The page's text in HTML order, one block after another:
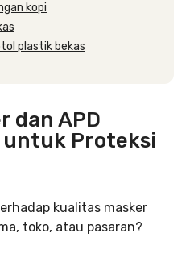
kopi
plastik bekas
dan APD
Proteksi
kualitas masker
toko, atau pasaran?